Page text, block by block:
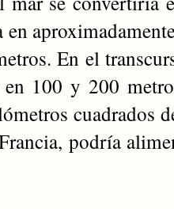
en
En el
100 y 200
cuadrados
podría